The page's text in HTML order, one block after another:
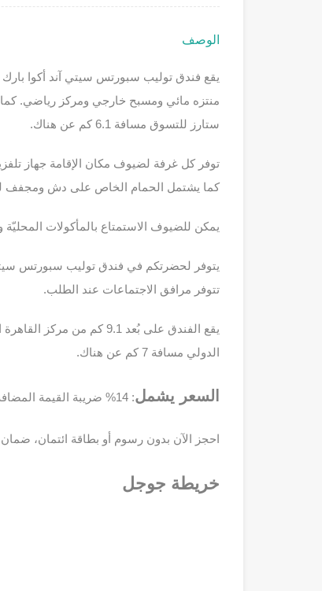
الوصف
يقع فندق توليب سبورتس سيتي آند أكوا
منتزه مائي ومسبح خارجي ومركز رياضي.
ستارز للتسوق مسافة 6.1 كم عن هناك.
توفر كل غرفة لضيوف مكان الإقامة جهاز
كما يشتمل الحمام الخاص على دش ومجفف
يمكن للضيوف الاستمتاع بالمأكولات المحليّة
يتوفر لحضرتكم في فندق توليب سبورتس
تتوفر مرافق الاجتماعات عند الطلب.
الدولي مسافة 7 كم عن هناك.
السعر يشمل: 14% ضريبة القيمة المضافة، 12% رسوم الخدمة، و2.32% ضريبة المدينة، لجميع الجنسيات.
احجز الآن بدون رسوم أو بطاقة ائتمان،
خريطة جوجل